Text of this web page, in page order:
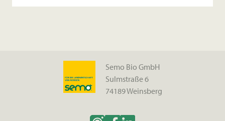
Ramularia.
Semo Bio GmbH
Sulmstraße 6
74189 Weinsberg